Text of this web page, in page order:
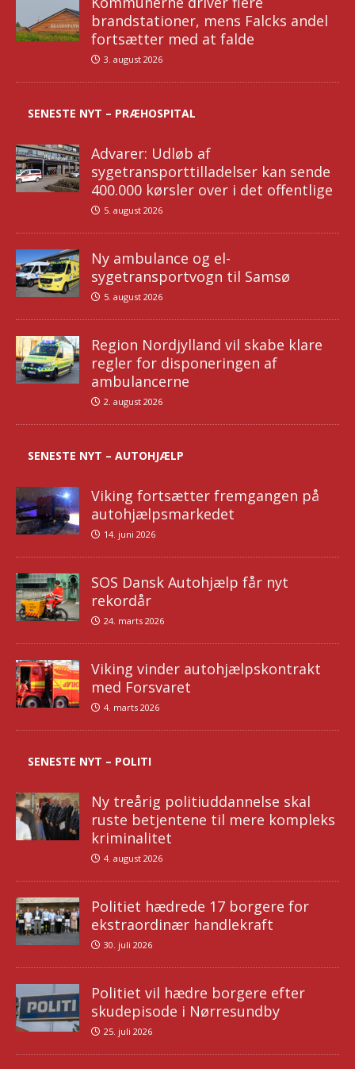
brandstationer, mens Falcks andel
fortsætter med at falde
3. august 2026
SENESTE NYT – PRÆHOSPITAL
Advarer: Udløb af
sygetransporttilladelser kan sende
400.000 kørsler over i det offentlige
5. august 2026
Ny ambulance og el-
sygetransportvogn til Samsø
5. august 2026
Region Nordjylland vil skabe klare
regler for disponeringen af
ambulancerne
2. august 2026
SENESTE NYT – AUTOHJÆLP
Viking fortsætter fremgangen på
autohjælpsmarkedet
14. juni 2026
SOS Dansk Autohjælp får nyt
rekordår
24. marts 2026
Viking vinder autohjælpskontrakt
med Forsvaret
4. marts 2026
SENESTE NYT – POLITI
Ny treårig politiuddannelse skal
ruste betjentene til mere kompleks
kriminalitet
4. august 2026
Politiet hædrede 17 borgere for
ekstraordinær handlekraft
30. juli 2026
Politiet vil hædre borgere efter
skudepisode i Nørresundby
25. juli 2026